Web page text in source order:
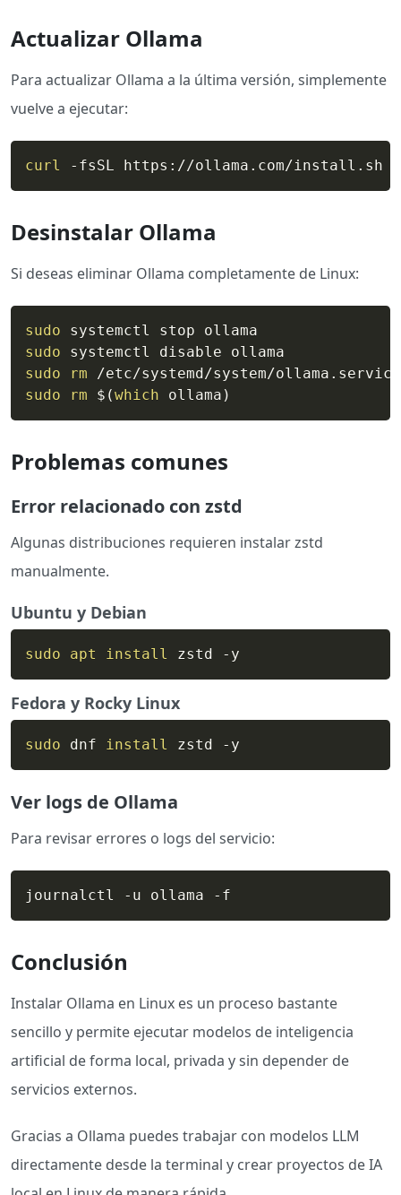
Actualizar Ollama
Para actualizar Ollama a la última versión, simplemente
vuelve a ejecutar:
curl -fsSL https://ollama.com/install.sh
Desinstalar Ollama
Si deseas eliminar Ollama completamente de Linux:
sudo
sudo
sudo
rm
sudo
rm $(which ollama )
Problemas comunes
Error relacionado con zstd
Algunas distribuciones requieren instalar zstd
manualmente.
Ubuntu y Debian
sudo apt install zstd -y
Fedora y Rocky Linux
sudo dnf install zstd -y
Ver logs de Ollama
Para revisar errores o logs del servicio:
journalctl -u ollama -f
Conclusión
Instalar Ollama en Linux es un proceso bastante
sencillo y permite ejecutar modelos de inteligencia
artificial de forma local, privada y sin depender de
servicios externos.
Gracias a Ollama puedes trabajar con modelos LLM
directamente desde la terminal y crear proyectos de IA